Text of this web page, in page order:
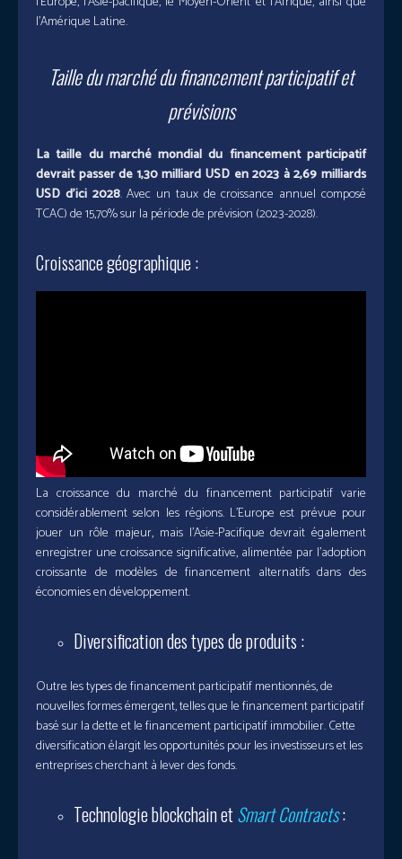
l’Amérique Latine.
Taille du marché du financement participatifet
prévisions
La taille du marché mondial du financement participatif
devrait passer de 1,30 milliard USD en 2023 à 2,69 milliards
USD d’ici 2028. Avec un taux de croissance annuel composé
TCAC) de 15,70% sur la période de prévision (2023-2028).
Croissance géographique :
La croissance du marché du financement participatif varie
considérablement selon les régions. L’Europe est prévue pour
jouer un rôle majeur, mais l’Asie-Pacifique devrait également
enregistrer une croissance significative, alimentée par l’adoption
croissante de modèles de financement alternatifs dans des
économies en développement.
Diversification des types de produits :
Outre les types de financement participatif mentionnés, de
nouvelles formes émergent, telles que le financement participatif
basé sur la dette et le financement participatif immobilier. Cette
diversification élargit les opportunités pour les investisseurs et les
entreprises cherchant à lever des fonds.
Technologie blockchain etSmart Contracts: